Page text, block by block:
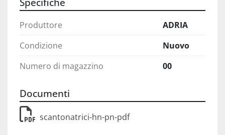
Produttore
ADRIA
Condizione
Nuovo
Numero di magazzino
00
Documenti
scantonatrici-hn-pn-pdf